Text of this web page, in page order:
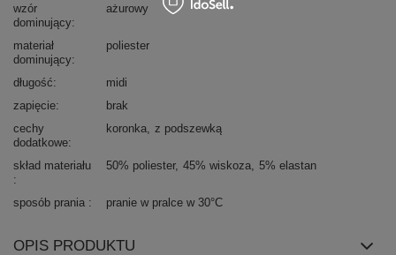
wzór
dominujący
ażurowy
materiał
dominujący
poliester
długość
midi
zapięcie
brak
cechy
dodatkowe
koronka z podszewką
skład materiału 50% poliester 45% wiskoza 5% elastan
sposób prania pranie w pralce w 30°C
OPIS PRODUKTU